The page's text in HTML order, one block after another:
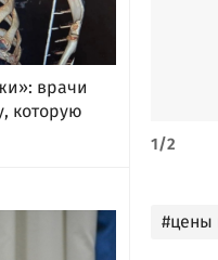
врачи
которую
1/2
#цены